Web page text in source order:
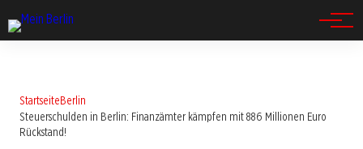
StartseiteBerlin
Steuerschulden in Berlin: Finanzämter kämpfen mit 886 Millionen Euro
Rückstand!